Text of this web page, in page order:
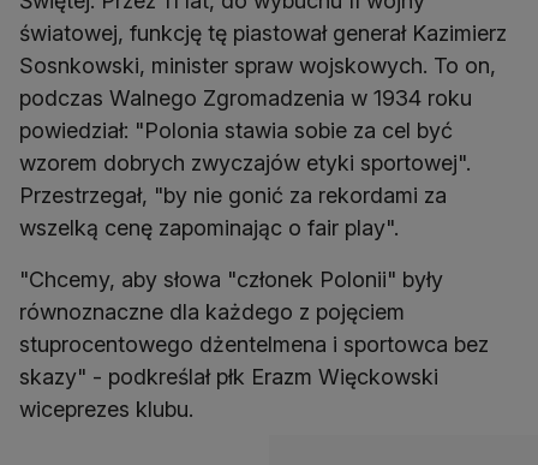
światowej, funkcję tę piastował generał Kazimierz
Sosnkowski, minister spraw wojskowych. To on,
podczas Walnego Zgromadzenia w 1934 roku
powiedział: "Polonia stawia sobie za cel być
wzorem dobrych zwyczajów etyki sportowej".
Przestrzegał, "by nie gonić za rekordami za
wszelką cenę zapominając o fair play".
"Chcemy, aby słowa "członek Polonii" były
równoznaczne dla każdego z pojęciem
stuprocentowego dżentelmena i sportowca bez
skazy" - podkreślał płk Erazm Więckowski
wiceprezes klubu.